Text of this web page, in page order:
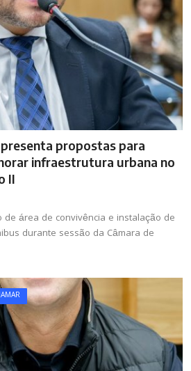
propostas para
infraestrutura urbana no
II
área de convivência e instalação de
durante sessão da Câmara de